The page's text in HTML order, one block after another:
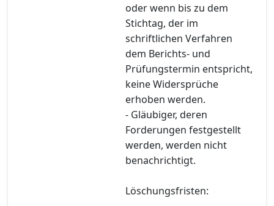
oder wenn bis zu dem
Stichtag, der im
schriftlichen Verfahren
dem Berichts- und
Prüfungstermin entspricht,
keine Widersprüche
erhoben werden.
- Gläubiger, deren
Forderungen festgestellt
werden, werden nicht
benachrichtigt.
Löschungsfristen: